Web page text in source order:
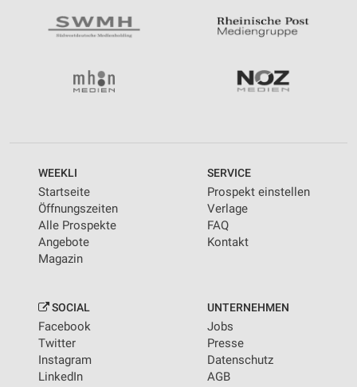
WEEKLI
Startseite
Öffnungszeiten
Alle Prospekte
Angebote
Magazin
SERVICE
Prospekt einstellen
Verlage
FAQ
Kontakt
SOCIAL
Facebook
Twitter
Instagram
LinkedIn
UNTERNEHMEN
Jobs
Presse
Datenschutz
AGB